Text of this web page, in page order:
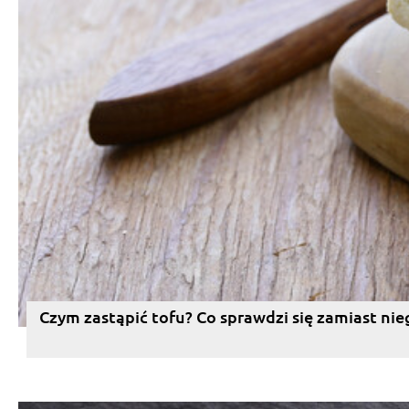
Czym zastąpić tofu? Co sprawdzi się zamiast